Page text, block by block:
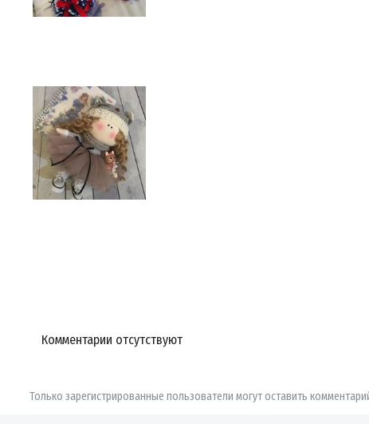
Комментарии отсутствуют
Только зарегистрированные пользователи могут оставить